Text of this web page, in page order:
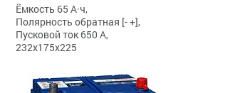
Ёмкость 65 А·ч,
Полярность обратная [- +],
Пусковой ток 650 А,
232x175x225